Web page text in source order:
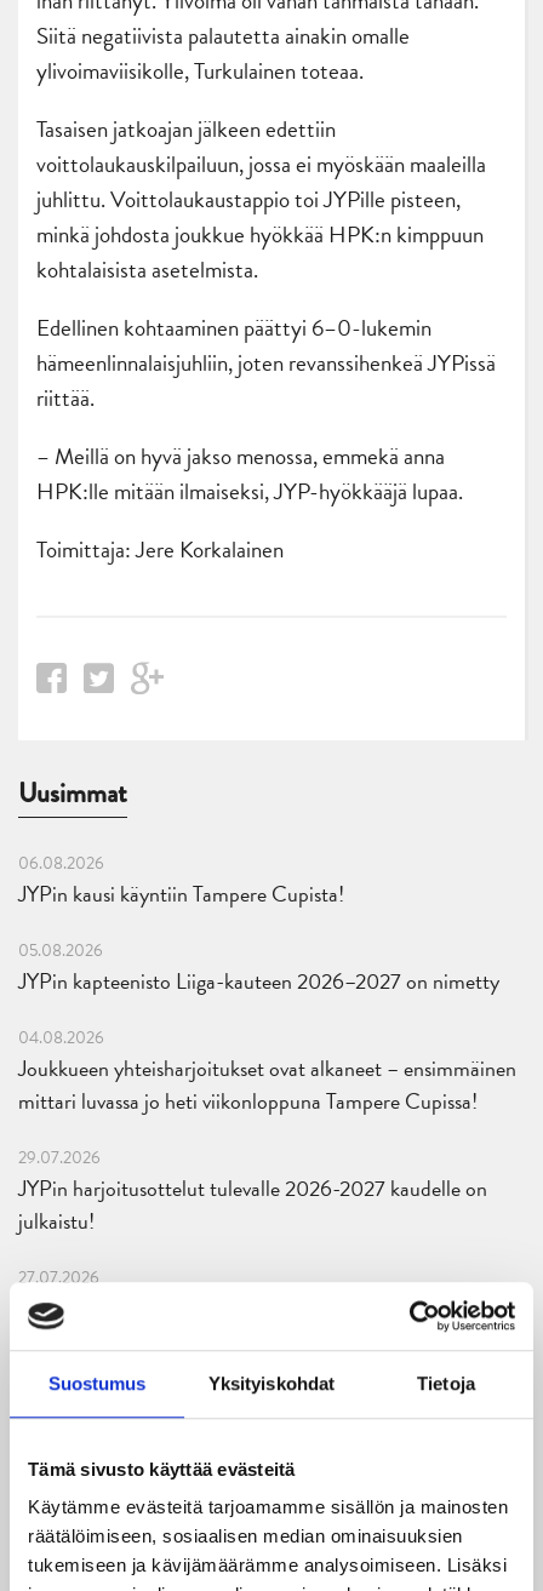
Suostumus Yksityiskohdat Tietoja
Tämä sivusto käyttää evästeitä
Käytämme evästeitä tarjoamamme sisällön ja mainosten
räätälöimiseen, sosiaalisen median ominaisuuksien
tukemiseen ja kävijämäärämme analysoimiseen. Lisäksi
Siitä negatiivista palautetta ainakin omalle
ylivoimaviisikolle, Turkulainen toteaa.
Tasaisen jatkoajan jälkeen edettiin
voittolaukauskilpailuun, jossa ei myöskään maaleilla
juhlittu. Voittolaukaustappio toi JYPille pisteen,
minkä johdosta joukkue hyökkää HPK:n kimppuun
kohtalaisista asetelmista.
Edellinen kohtaaminen päättyi 6–0-lukemin
hämeenlinnalaisjuhliin, joten revanssihenkeä JYPissä
riittää.
– Meillä on hyvä jakso menossa, emmekä anna
HPK:lle mitään ilmaiseksi, JYP-hyökkääjä lupaa.
Toimittaja: Jere Korkalainen
Uusimmat
06.08.2026
JYPin kausi käyntiin Tampere Cupista!
05.08.2026
JYPin kapteenisto Liiga-kauteen 2026–2027 on nimetty
04.08.2026
Joukkueen yhteisharjoitukset ovat alkaneet – ensimmäinen
mittari luvassa jo heti viikonloppuna Tampere Cupissa!
29.07.2026
JYPin harjoitusottelut tulevalle 2026-2027 kaudelle on
julkaistu!
27.07.2026
Ruotsalaishyökkääjä Arvid Costmar JYPiin
JYP ja Secto Rally Finland yhteistyöhön
Liiga-kauden 2026-2027 otteluohjelma on julkaistu!
27.05.2026
Reece Newkirk vahvistamaan JYP-hyökkäystä!